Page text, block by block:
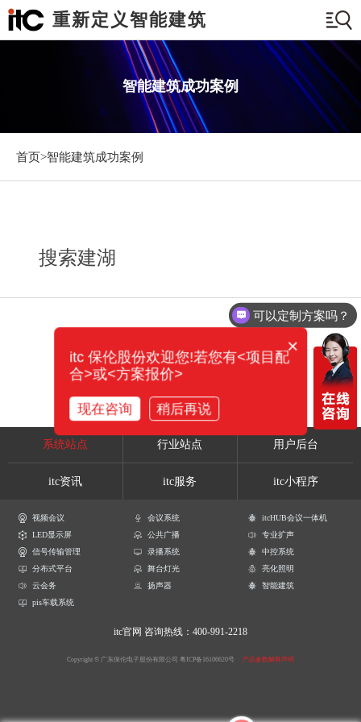
重新定义智能建筑
智能建筑成功案例
首页>智能建筑成功案例
搜索建湖
系统站点 行业站点 用户后台
itc资讯 itc服务 itc小程序
视频会议 会议系统
itcHUB会议一体机
LED显示屏
公共广播
专业扩声
信号传输管理
录播系统
中控系统
分布式平台
舞台灯光
亮化照明
云会务
扬声器
智能建筑
pis车载系统
itc官网 咨询热线：400-991-2218
Copyright © 广东保伦电子股份有限公司 粤ICP备16106620号 产品参数解释声明
可以定制方案吗？
×
itc 保伦股份欢迎您!若您有<项目配
合>或<方案报价>
现在咨询 稍后再说